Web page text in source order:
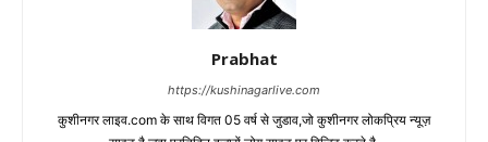
Prabhat
https://kushinagarlive.com
कुशीनगर लाइव.com के साथ विगत 05 वर्ष से जुडाव,जो कुशीनगर लोकप्रिय न्यूज़